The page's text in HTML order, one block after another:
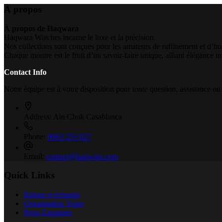
Contact Info
0663 253 027
contact@haqwara.com
Quick Links
Retour et échange
Organisation Team
Press Enquiries